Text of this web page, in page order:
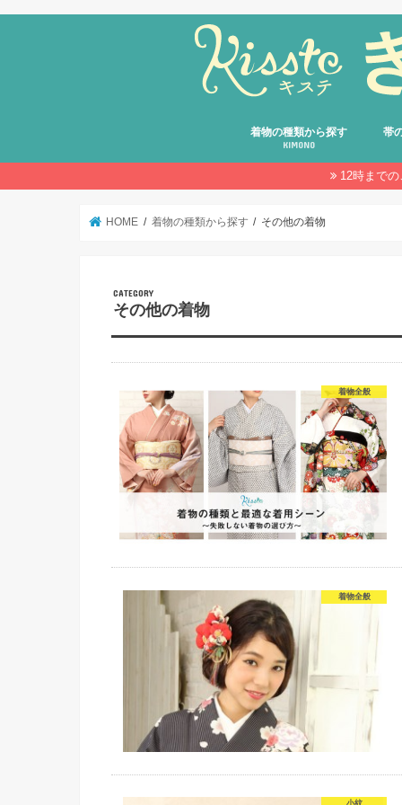
着物の種類から探す
KIMONO
訪問着・付け下げ・色無地
綿着物・デニム着物・おしゃれ
帯
袋帯
名
京
半
そ
12時まで
HOME 着物の種類から探す その他の着物
その他の着物
着物全般
着物全般